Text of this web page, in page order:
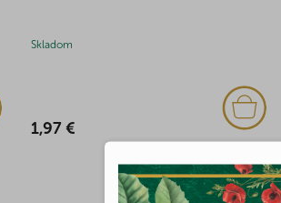
Skladom
1,97 €